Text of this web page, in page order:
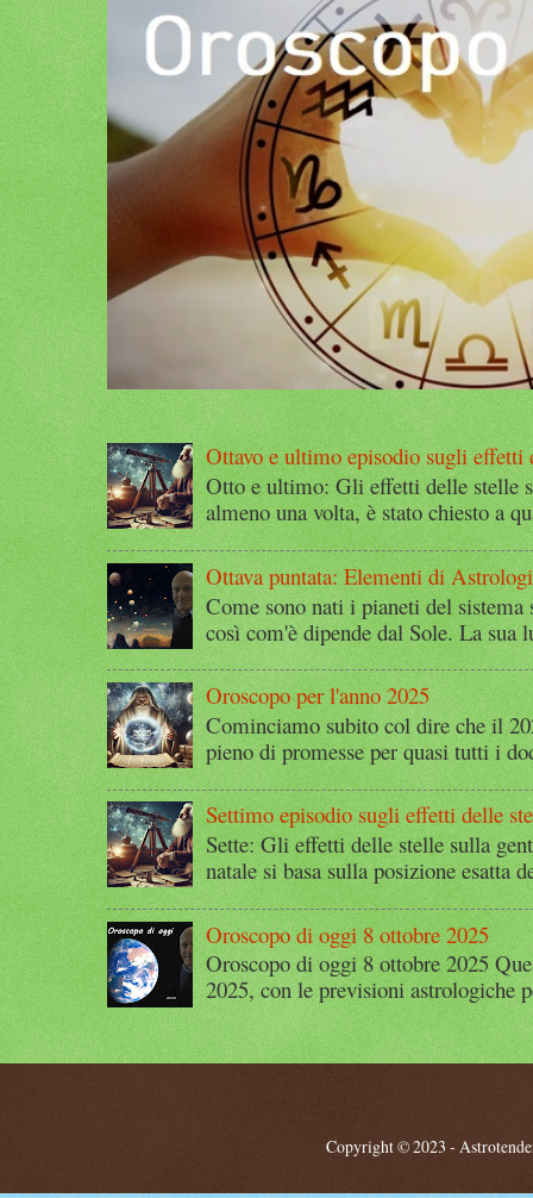
Ottavo e ultimo episodio sugli effetti
Otto e ultimo: Gli effetti delle stelle
almeno una volta, è stato chiesto a
Ottava puntata: Elementi di
Come sono nati i pianeti del
così com'è dipende dal Sole. La sua
Oroscopo per l'anno 2025
Cominciamo subito col dire che il
pieno di promesse per quasi tutti i
Settimo episodio sugli effetti delle
Sette: Gli effetti delle stelle sulla
natale si basa sulla posizione esatta
Oroscopo di oggi 8 ottobre 2025
Oroscopo di oggi 8 ottobre 2025
2025, con le previsioni astrologiche
Copyright © 2023 -